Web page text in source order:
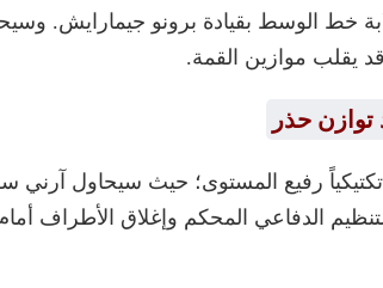
خط الوسط بقيادة برونو جيمارايش.
يقلب موازين القمة.
حذر
تكتيكياً رفيع المستوى؛ حيث سيحاول
الدفاعي المحكم وإغلاق الأطراف